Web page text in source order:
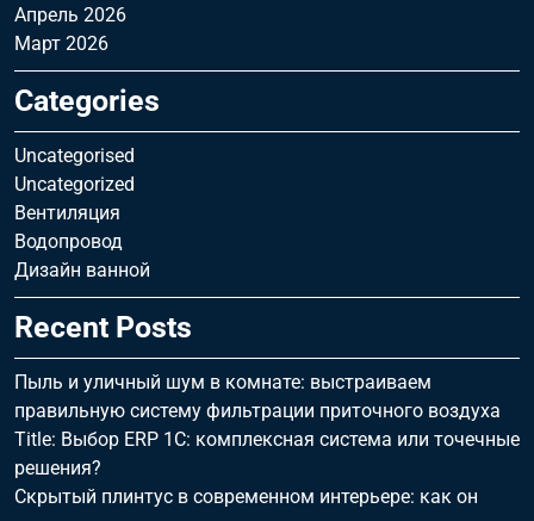
Апрель 2026
Март 2026
Categories
Uncategorised
Uncategorized
Вентиляция
Водопровод
Дизайн ванной
Recent Posts
Пыль и уличный шум в комнате: выстраиваем
правильную систему фильтрации приточного воздуха
Title: Выбор ERP 1С: комплексная система или точечные
решения?
Скрытый плинтус в современном интерьере: как он